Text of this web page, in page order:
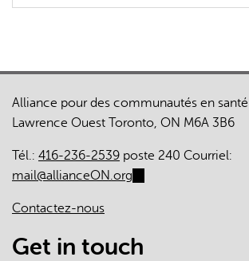
Alliance pour des communautés en
Lawrence Ouest Toronto, ON M6A 3B6
Tél.: 416-236-2539 poste 240 Courriel:
mail@allianceON.org
mail)
Contactez-nous
Get in touch